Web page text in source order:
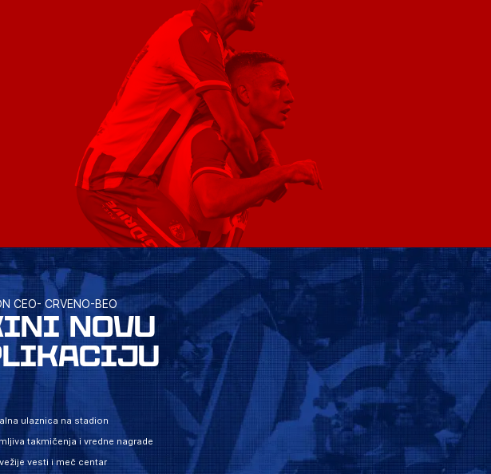
CEO- CRVENO-BEO
NOVU
ulaznica na stadion
takmičenja i vredne nagrade
vesti i meč centar